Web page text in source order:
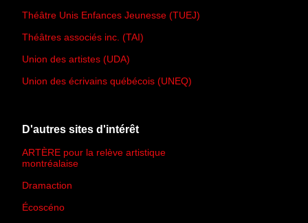
Théâtre Unis Enfances Jeunesse (TUEJ)
Théâtres associés inc. (TAI)
Union des artistes (UDA)
Union des écrivains québécois (UNEQ)
D'autres sites d'intérêt
ARTÈRE pour la relève artistique
montréalaise
Dramaction
Écoscéno